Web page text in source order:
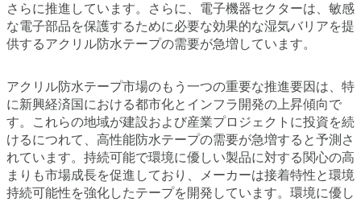
さらに推進しています。さらに、電子機器セクターは、敏感
な電子部品を保護するために必要な効果的な湿気バリアを提
供するアクリル防水テープの需要が急増しています。
アクリル防水テープ市場のもう一つの重要な推進要因は、特
に新興経済国における都市化とインフラ開発の上昇傾向で
す。これらの地域が建設および産業プロジェクトに投資を続
けるにつれて、高性能防水テープの需要が急増すると予測さ
れています。持続可能で環境に優しい製品に対する関心の高
まりも市場成長を促進しており、メーカーは接着特性と環境
持続可能性を強化したテープを開発しています。環境に優し